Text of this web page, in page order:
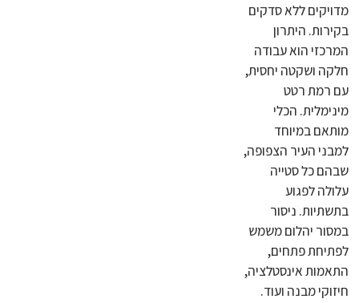
מדויקים ללא סדקים
בקירות. היתרון
המרכזי הוא עבודה
חלקה ושקטה יחסית,
עם רמת רטט
מינימלית. הכלי
מותאם במיוחד
למבני העיר הצפופה,
שבהם כל סטייה
עלולה לפגוע
בתשתיות. ניסור
במסור יהלום משמש
לפתיחת פתחים,
התאמות אינסטלציה,
חיזוקי מבנה ועוד.